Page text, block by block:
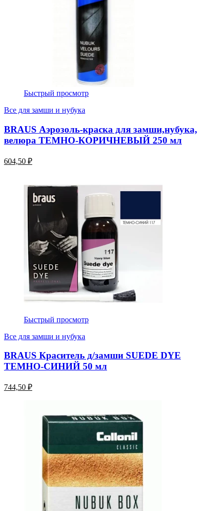
Быстрый просмотр
Все для замши и нубука
BRAUS Аэрозоль-краска для замши,нубука,
велюра ТЕМНО-КОРИЧНЕВЫЙ 250 мл
604,50 ₽
Быстрый просмотр
Все для замши и нубука
BRAUS Краситель д/замши SUEDE DYE
ТЕМНО-СИНИЙ 50 мл
744,50 ₽